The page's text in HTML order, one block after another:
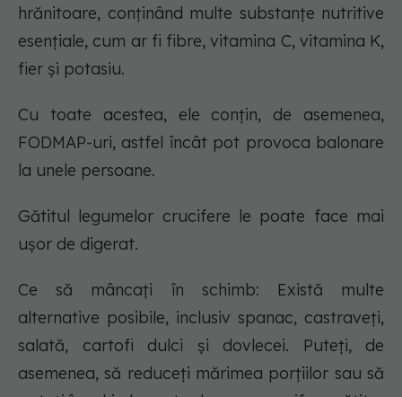
hrănitoare, conținând multe substanțe nutritive
esențiale, cum ar fi fibre, vitamina C, vitamina K,
fier și potasiu.
Cu toate acestea, ele conțin, de asemenea,
FODMAP-uri, astfel încât pot provoca balonare
la unele persoane.
Gătitul legumelor crucifere le poate face mai
ușor de digerat.
Ce să mâncați în schimb: Există multe
alternative posibile, inclusiv spanac, castraveți,
salată, cartofi dulci și dovlecei. Puteți, de
asemenea, să reduceți mărimea porțiilor sau să